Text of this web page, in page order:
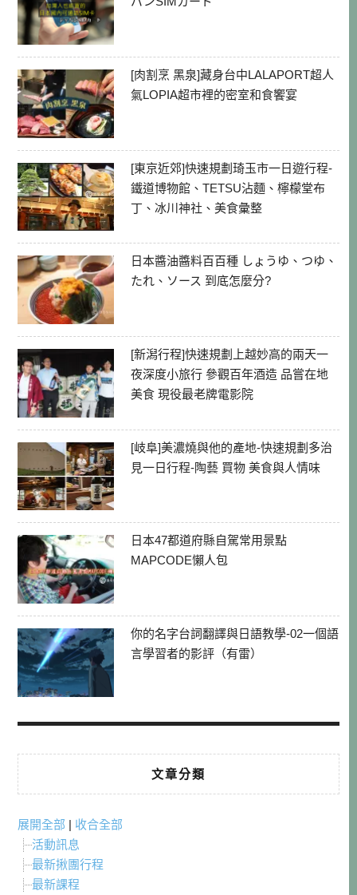
[肉割烹 黑泉]藏身台中LALAPORT超人
氣LOPIA超市裡的密室和食饗宴
[東京近郊]快速規劃琦玉市一日遊行程-
鐵道博物館、TETSU沾麵、檸檬堂布
丁、冰川神社、美食彙整
日本醬油醬料百百種 しょうゆ、つゆ、
たれ、ソース 到底怎麼分?
[新潟行程]快速規劃上越妙高的兩天一
夜深度小旅行 參觀百年酒造 品嘗在地
美食 現役最老牌電影院
[岐阜]美濃燒與他的產地-快速規劃多治
見一日行程-陶藝 買物 美食與人情味
日本47都道府縣自駕常用景點
MAPCODE懶人包
你的名字台詞翻譯與日語教學-02一個語
言學習者的影評（有雷）
文章分類
展開全部 | 收合全部
活動訊息
最新揪團行程
最新課程